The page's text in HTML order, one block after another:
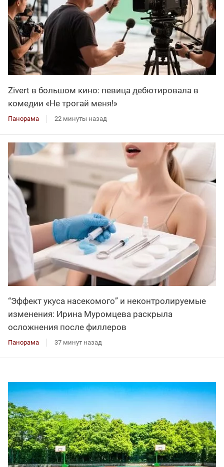
Zivert в большом кино: певица дебютировала в
комедии «Не трогай меня!»
Панорама 22 минуты назад
“Эффект укуса насекомого” и неконтролируемые
изменения: Ирина Муромцева раскрыла
осложнения после филлеров
Панорама 37 минут назад